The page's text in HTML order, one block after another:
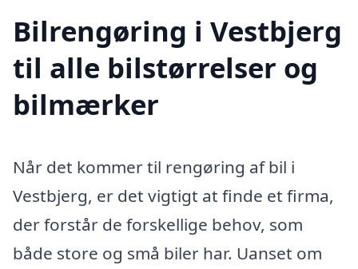
Bilrengøring i Vestbjerg
til alle bilstørrelser og
bilmærker
Når det kommer til rengøring af bil i
Vestbjerg, er det vigtigt at finde et firma,
der forstår de forskellige behov, som
både store og små biler har. Uanset om